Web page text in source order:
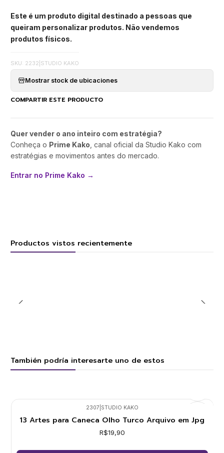
Este é um produto digital destinado a pessoas que
queiram personalizar produtos. Não vendemos
produtos físicos.
SKU: 2232 STUDIO KAKO
Mostrar stock de ubicaciones
COMPARTIR ESTE PRODUCTO
Quer vender o ano inteiro com estratégia?
Conheça o Prime Kako , canal oficial da Studio Kako com
estratégias e movimentos antes do mercado.
Entrar no Prime Kako →
Productos vistos recientemente
También podría interesarte uno de estos
2307 STUDIO KAKO
13 Artes para Caneca Olho Turco Arquivo em Jpg
R$19,90